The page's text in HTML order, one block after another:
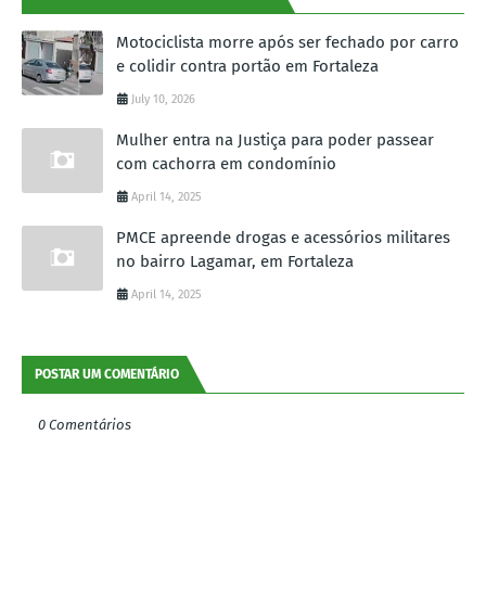
Motociclista morre após ser fechado por carro
e colidir contra portão em Fortaleza
July 10, 2026
Mulher entra na Justiça para poder passear
com cachorra em condomínio
April 14, 2025
PMCE apreende drogas e acessórios militares
no bairro Lagamar, em Fortaleza
April 14, 2025
POSTAR UM COMENTÁRIO
0 Comentários